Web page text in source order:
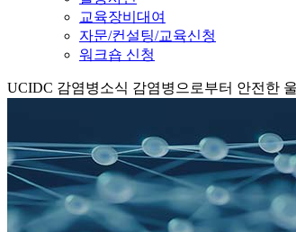
교육장비대여
자문/컨설팅/교육신청
워크숍 신청
UCIDC 감염병소식 감염병으로부터 안전한